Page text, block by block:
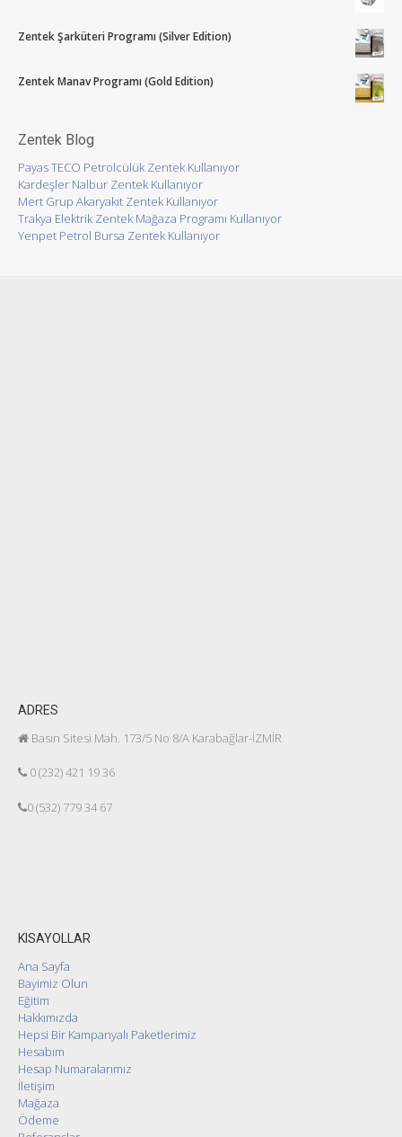
Zentek Şarküteri Programı (Silver Edition)
Zentek Manav Programı (Gold Edition)
Zentek Blog
Payas TECO Petrolcülük Zentek Kullanıyor
Kardeşler Nalbur Zentek Kullanıyor
Mert Grup Akaryakıt Zentek Kullanıyor
Trakya Elektrik Zentek Mağaza Programı Kullanıyor
Yenpet Petrol Bursa Zentek Kullanıyor
ADRES
Basın Sitesi Mah. 173/5 No 8/A Karabağlar-İZMİR
0 (232) 421 19 36
0 (532) 779 34 67
KISAYOLLAR
Ana Sayfa
Bayimiz Olun
Eğitim
Hakkımızda
Hepsi Bir Kampanyalı Paketlerimiz
Hesabım
Hesap Numaralarımız
İletişim
Mağaza
Ödeme